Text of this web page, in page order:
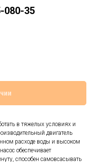
080-35
в тяжелых условиях и
двигатель
расходе воды и высоком
обеспечивает
способен самовсасывать